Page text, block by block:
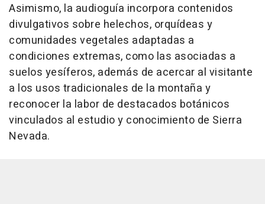
Asimismo, la audioguía incorpora contenidos
divulgativos sobre helechos, orquídeas y
comunidades vegetales adaptadas a
condiciones extremas, como las asociadas a
suelos yesíferos, además de acercar al visitante
a los usos tradicionales de la montaña y
reconocer la labor de destacados botánicos
vinculados al estudio y conocimiento de Sierra
Nevada.